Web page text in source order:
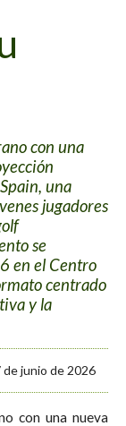
con una
una
jugadores
se
en el Centro
centrado
y la
junio de 2026
con una nueva